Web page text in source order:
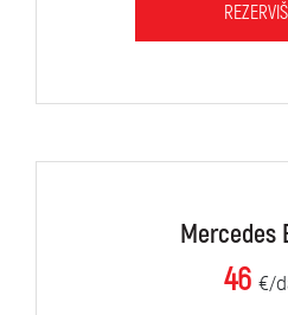
Mercedes
46 €/